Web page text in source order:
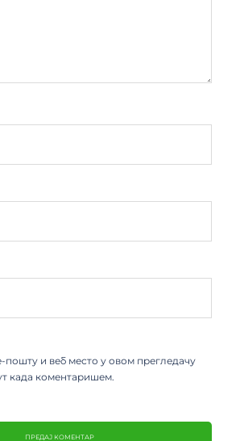
пошту и веб место у овом прегледачу
када коментаришем.